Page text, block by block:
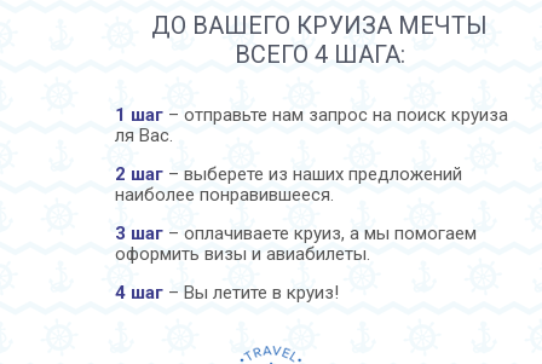
ДО ВАШЕГО КРУИЗА МЕЧТЫ
ВСЕГО 4 ШАГА:
1 шаг – отправьте нам запрос на поиск круиза
ля Вас.
2 шаг – выберете из наших предложений
наиболее понравившееся.
3 шаг – оплачиваете круиз, а мы помогаем
оформить визы и авиабилеты.
4 шаг – Вы летите в круиз!